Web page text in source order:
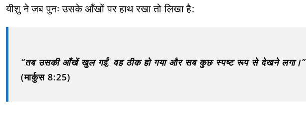
यीशु ने जब पुनः उसके आँखों पर हाथ रखा तो लिखा है:
“तब उसकी आँखें खुल गईं, वह ठीक हो गया और सब कुछ स्पष्ट रूप से देखने लगा।”
(मार्कुस 8:25)